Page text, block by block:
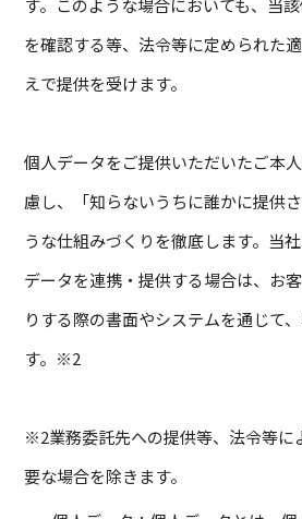
す。このような場合においても、当
を確認する等、法令等に定められた
えで提供を受けます。
個人データをご提供いただいたご本
慮し、「知らないうちに誰かに提供
うな仕組みづくりを徹底します。当
データを連携・提供する場合は、お
りする際の書面やシステムを通じて
す。※2
※2業務委託先への提供等、法令等に
要な場合を除きます。